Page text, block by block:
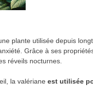
plante utilisée depuis
Grâce à ses
réveils nocturnes.
la valériane est utilisée